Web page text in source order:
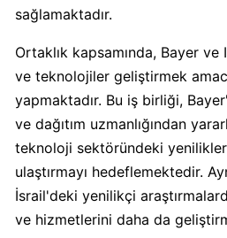
Sahibi
Kim?
Calve
Boykot
mu?
Calve
Kimin
Sahibi
Kim?
sağlamaktadır.
Ortaklık kapsamında, Bayer
ve teknolojiler geliştirmek
yapmaktadır. Bu iş birliği,
ve dağıtım uzmanlığından
teknoloji sektöründeki
ulaştırmayı hedeflemektedir.
İsrail'deki yenilikçi
ve hizmetlerini daha da